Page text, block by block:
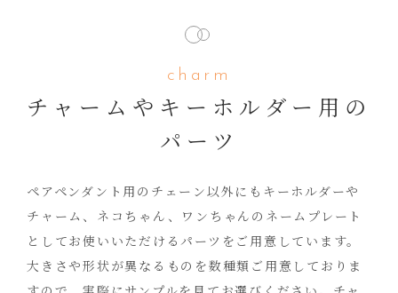
charm
チャームやキーホルダー用の
パーツ
ペアペンダント用のチェーン以外にもキーホルダーや
チャーム、ネコちゃん、ワンちゃんのネームプレート
としてお使いいただけるパーツをご用意しています。
大きさや形状が異なるものを数種類ご用意しておりま